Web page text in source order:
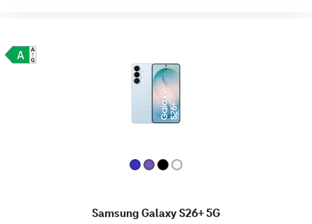
Samsung Galaxy S26+ 5G